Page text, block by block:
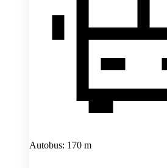
Autobus: 170 m